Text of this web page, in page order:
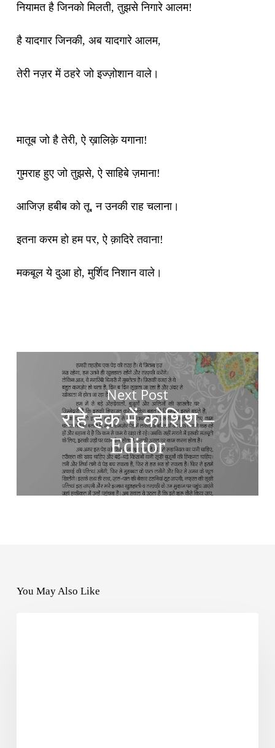
नियामत है जिनको मिलती, तुझसे निगारे आलम!
है यादगार जिनकी, अब यादगारे आलम,
तेरी नज़र में ठहरे जो इज्ज़ोशान वाले।
मातूब जो है तेरी, ऐ ख़ालिक़े यगाना!
गुमराह हुए जो तुझसे, ऐ साहिबे ज़माना!
आजिज़ हबीब को तू, न उनकी राह चलाना।
इतना करम हो हम पर, ऐ क़ादिरे तवाना!
मकबूल ये दुआ हो, मुर्शिद निशान वाले।
Next Post
राहे हक़ में कोशिश –
Editor
You May Also Like